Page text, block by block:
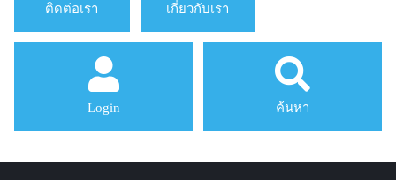
ติดต่อเรา เกี่ยวกับเรา
Login ค้นหา